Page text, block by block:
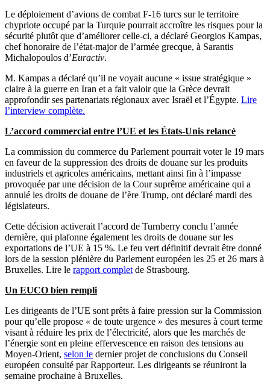
Le déploiement d’avions de combat F-16 turcs sur le territoire
chypriote occupé par la Turquie pourrait accroître les risques pour la
sécurité plutôt que d’améliorer celle-ci, a déclaré Georgios Kampas,
chef honoraire de l’état-major de l’armée grecque, à Sarantis
Michalopoulos d’Euractiv.
M. Kampas a déclaré qu’il ne voyait aucune « issue stratégique »
claire à la guerre en Iran et a fait valoir que la Grèce devrait
approfondir ses partenariats régionaux avec Israël et l’Égypte. Lire
l’interview complète.
L’accord commercial entre l’UE et les États-Unis relancé
La commission du commerce du Parlement pourrait voter le 19 mars
en faveur de la suppression des droits de douane sur les produits
industriels et agricoles américains, mettant ainsi fin à l’impasse
provoquée par une décision de la Cour suprême américaine qui a
annulé les droits de douane de l’ère Trump, ont déclaré mardi des
législateurs.
Cette décision activerait l’accord de Turnberry conclu l’année
dernière, qui plafonne également les droits de douane sur les
exportations de l’UE à 15 %. Le feu vert définitif devrait être donné
lors de la session plénière du Parlement européen les 25 et 26 mars à
Bruxelles. Lire le rapport complet de Strasbourg.
Un EUCO bien rempli
Les dirigeants de l’UE sont prêts à faire pression sur la Commission
pour qu’elle propose « de toute urgence » des mesures à court terme
visant à réduire les prix de l’électricité, alors que les marchés de
l’énergie sont en pleine effervescence en raison des tensions au
Moyen-Orient, selon le dernier projet de conclusions du Conseil
européen consulté par Rapporteur. Les dirigeants se réuniront la
semaine prochaine à Bruxelles.